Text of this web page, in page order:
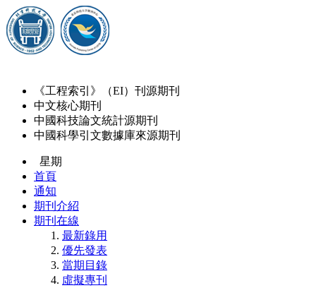
《工程索引》（EI）刊源期刊
中文核心期刊
中國科技論文統計源期刊
中國科學引文數據庫來源期刊
星期
首頁
通知
期刊介紹
期刊在線
最新錄用
優先發表
當期目錄
虛擬專刊